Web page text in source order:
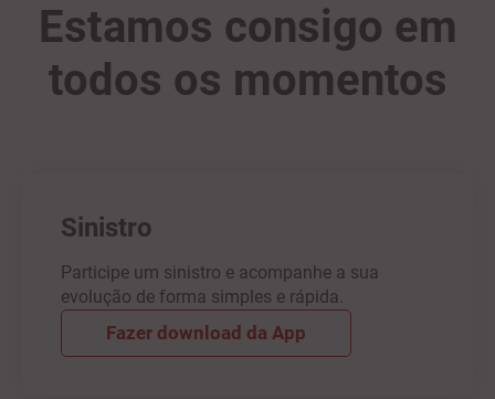
Estamos consigo em
todos os momentos
Sinistro
Participe um sinistro e acompanhe a sua
evolução de forma simples e rápida.
Fazer download da App